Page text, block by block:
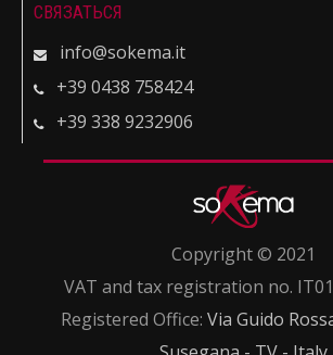
СВЯЗАТЬСЯ
info@sokema.it
+39 0438 758424
+39 338 9232906
Copyright © 2021
VAT and tax registration no.
Registered Office: Via Guido